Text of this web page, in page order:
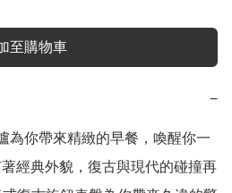
至購物車
−
為你帶來精緻的早餐，喚醒你一
經典外貌，復古與現代的碰撞再